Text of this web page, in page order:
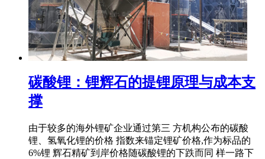
碳酸锂：锂辉石的提锂原理与成本支
撑
由于较多的海外锂矿企业通过第三 方机构公布的碳酸
锂、氢氧化锂的价格 指数来锚定锂矿价格,作为标品的
6%锂 辉石精矿到岸价格随碳酸锂的下跌而同 样一路下